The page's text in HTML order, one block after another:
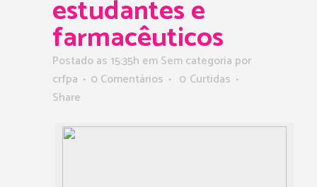
estudantes e
farmacêuticos
Postado as 15:35h em Sem categoria por
crfpa
0 Comentários 0 Curtidas
Share